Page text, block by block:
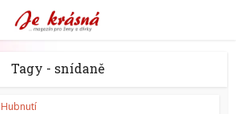
Tagy - snídaně
Hubnutí